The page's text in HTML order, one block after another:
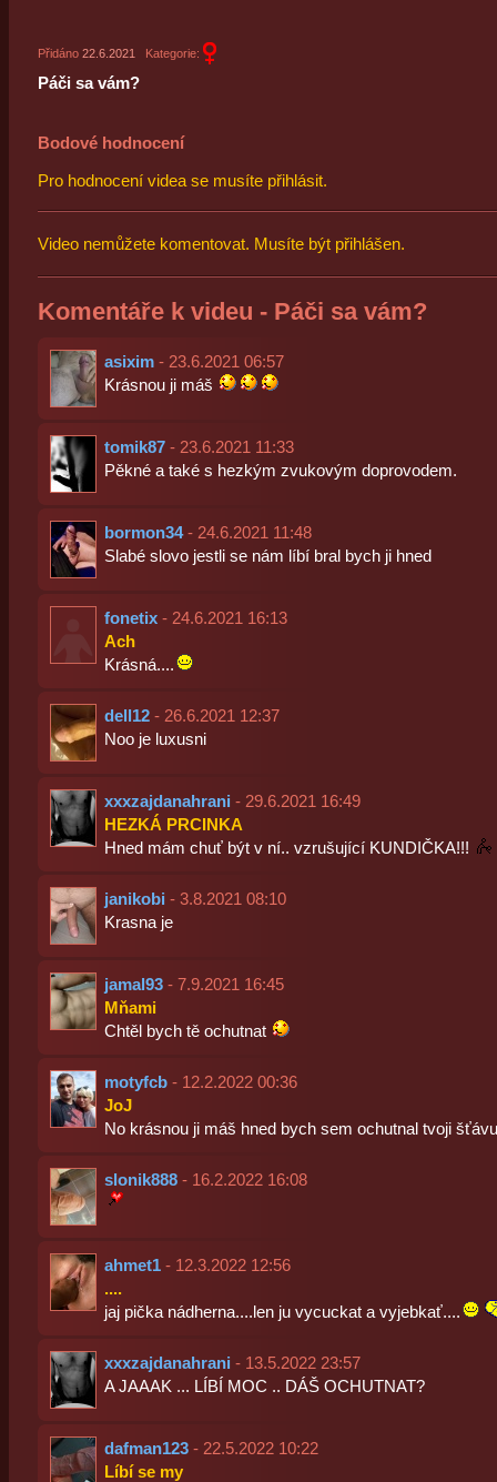
Přidáno 22.6.2021 Kategorie:
Páči sa vám?
Bodové hodnocení
Pro hodnocení videa se musíte přihlásit.
Video nemůžete komentovat. Musíte být přihlášen.
Komentáře k videu - Páči sa vám?
asixim- 23.6.2021 06:57
Krásnou ji máš
tomik87- 23.6.2021 11:33
Pěkné a také s hezkým zvukovým doprovodem.
bormon34- 24.6.2021 11:48
Slabé slovo jestli se nám líbí bral bych ji hned
fonetix- 24.6.2021 16:13
Ach
Krásná....
dell12- 26.6.2021 12:37
Noo je luxusni
xxxzajdanahrani - 29.6.2021 16:49
HEZKÁ PRCINKA
Hned mám chuť být v ní.. vzrušující KUNDIČKA!!!
janikobi - 3.8.2021 08:10
Krasna je
jamal93- 7.9.2021 16:45
Mňami
Chtěl bych tě ochutnat
motyfcb- 12.2.2022 00:36
JoJ
No krásnou ji máš hned bych sem ochutnal tvoji
slonik888- 16.2.2022 16:08
ahmet1- 12.3.2022 12:56
....
jaj pička nádherna....len ju vycuckat a vyjebkať....
xxxzajdanahrani - 13.5.2022 23:57
A JAAAK ... LÍBÍ MOC .. DÁŠ OCHUTNAT?
dafman123- 22.5.2022 10:22
Líbí se my